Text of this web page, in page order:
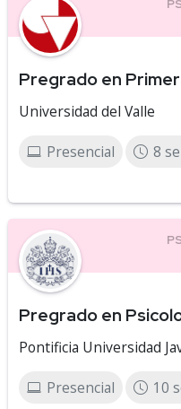
Pregrado en
Universidad del Valle
Presencial 8
Pregrado en
Pontificia Universidad
Presencial 10